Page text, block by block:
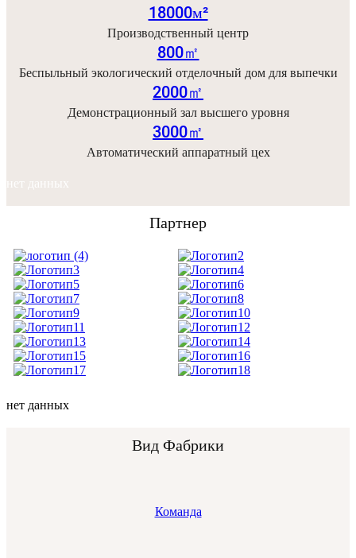
18000м²
Производственный центр
800㎡
Беспыльный экологический отделочный дом для выпечки
2000㎡
Демонстрационный зал высшего уровня
3000㎡
Автоматический аппаратный цех
нет данных
Партнер
нет данных
Вид Фабрики
Команда